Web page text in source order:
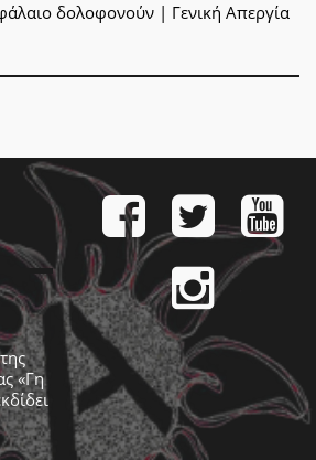
δολοφονούν | Γενική Απεργία
«Γη